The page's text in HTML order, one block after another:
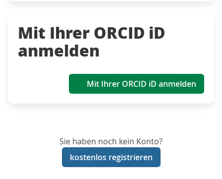
Mit Ihrer ORCID iD
anmelden
Mit Ihrer ORCID iD anmelden
Sie haben noch kein Konto?
kostenlos registrieren